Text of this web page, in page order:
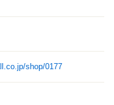
shop/0177